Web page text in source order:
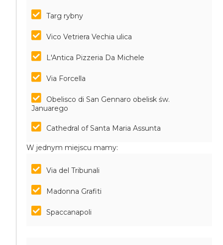
Targ rybny
Vico Vetriera Vechia ulica
L'Antica Pizzeria Da Michele
Via Forcella
Obelisco di San Gennaro obelisk św.
Januarego
Cathedral of Santa Maria Assunta
W jednym miejscu mamy:
Via del Tribunali
Madonna Grafiti
Spaccanapoli